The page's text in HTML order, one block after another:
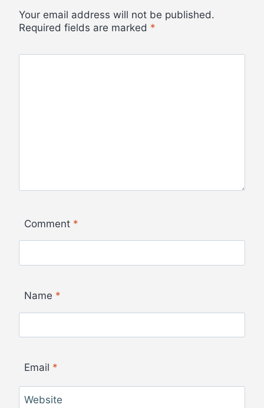
Your email address will not be published.
Required fields are marked *
Comment *
Name *
Email *
Website